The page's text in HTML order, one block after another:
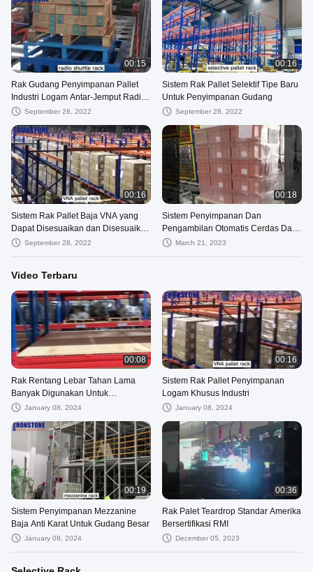
00:15
Rak Gudang Penyimpanan Pallet
Industri Logam Antar-Jemput Radio
yang Dapat Disesuaikan OEM
September 28, 2022
00:16
Sistem Rak Pallet Selektif Tipe Baru
Untuk Penyimpanan Gudang
September 28, 2022
00:16
Sistem Rak Pallet Baja VNA yang
Dapat Disesuaikan dan Disesuaikan
Untuk Penyimpanan Kepadatan
September 28, 2022
00:18
Sistem Penyimpanan Dan
Pengambilan Otomatis Cerdas Dari
Solusi Rak Gudang
March 21, 2023
Video Terbaru
00:08
Rak Rentang Lebar Tahan Lama
Banyak Digunakan Untuk
Penyimpanan Massal Dengan
January 08, 2024
00:16
Sistem Rak Pallet Penyimpanan
Logam Khusus Industri
January 08, 2024
00:19
Sistem Penyimpanan Mezzanine
Baja Anti Karat Untuk Gudang Besar
January 08, 2024
00:36
Rak Palet Teardrop Standar Amerika
Bersertifikasi RMI
December 05, 2023